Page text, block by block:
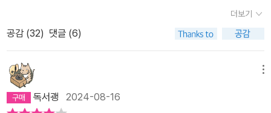
악화시키는 설정이 개연성이 없었다. 이 책을 읽으면서 관계의 온도
에 대해서 생각했다.관계의 온도가 공평하고 적절한 경우는 많지 않
계가 되어 악연으로 뒤바뀌어 버리기도 한다.어떤 사람이나 만남
은 하염없고 속수무책이다.그런 걸 알게 되니,오늘 내 주위에 있는 사
람들에게 크게 관심을 갖거나 개입을 할일도 아니지 싶다. 어찌 어찌
처럼 휘발된 듯한, 마르고 푸석푸석한 얼굴이 내 아버지를 닮았기 때
문이다. ​핏줄은 속이지 못하는 법이라 나 또한 주정뱅이가 되었다(나
는 뺑끼집 둘째 아들이었다. 미술 시간에 물감을 뺑끼라고 했다가 미
술 선생에게 혼난 적도 있다. 핏줄은...... 속이지 못한다). 주정뱅이 삶
은 복용 중이던 수면제를 중단하면서 시작되었다. 아침에 일어나면
시트는 항상 땀에 젖어 있었고 땀에서는 약 냄새가 났다. 숨을 쉴 때마
더보기
공감 (32) 댓글 (6)
독서괭 2024-08-16